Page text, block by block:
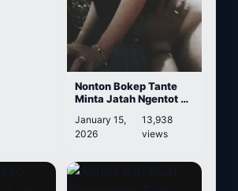
Nonton Bokep Tante
Minta Jatah Ngentot ke
January 15,
2026
13,938
views